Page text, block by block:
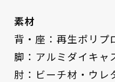
素材
背・座：再生ポリプ
脚：アルミダイキャ
肘：ビーチ材・ウレ